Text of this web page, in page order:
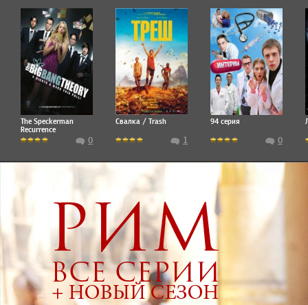
The Speckerman
Recurrence
0
Свалка / Trash
1
94 серия
0